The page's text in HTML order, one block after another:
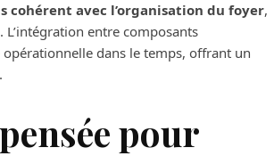
avec l’organisation du foyer,
entre composants
dans le temps, offrant un
pour